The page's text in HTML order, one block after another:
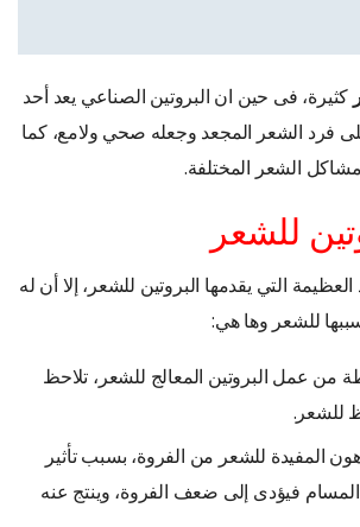
كثيرة، فى حين ان البروتين الصناعي يعد أحد
فرد الشعر المجعد وجعله صحي ولامع، كما
الشعر المختلفة.
للشعر
التي يقدمها البروتين للشعر، إلا أن له
للشعر وها هي:
من عمل البروتين المعالج للشعر، تلاحظ
للشعر.
المفيدة للشعر من الفروة، بسبب تأثير
المسام فيؤدى إلى ضعف الفروة، وينتج عنه